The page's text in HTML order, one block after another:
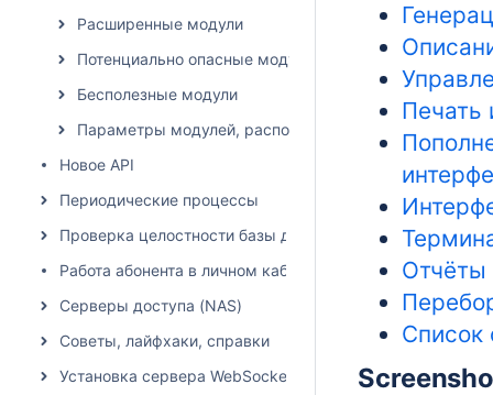
Расширенные модули
Потенциально опасные модули
Бесполезные модули
Параметры модулей, расположение влияет на
Новое API
Периодические процессы
Проверка целостности базы данных
Работа абонента в личном кабинете
Серверы доступа (NAS)
Советы, лайфхаки, справки
Установка сервера WebSocket
Печать
Отчёты
Список